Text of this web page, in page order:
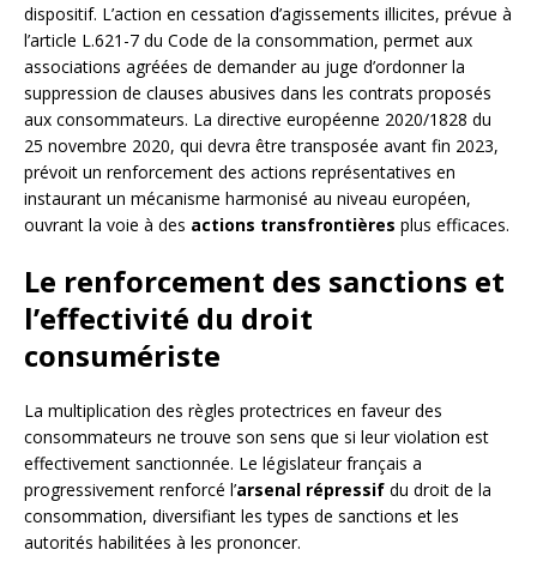
dispositif. L’action en cessation d’agissements illicites, prévue à
l’article L.621-7 du Code de la consommation, permet aux
associations agréées de demander au juge d’ordonner la
suppression de clauses abusives dans les contrats proposés
aux consommateurs. La directive européenne 2020/1828 du
25 novembre 2020, qui devra être transposée avant fin 2023,
prévoit un renforcement des actions représentatives en
instaurant un mécanisme harmonisé au niveau européen,
ouvrant la voie à des actions transfrontières plus efficaces.
Le renforcement des sanctions et
l’effectivité du droit
consumériste
La multiplication des règles protectrices en faveur des
consommateurs ne trouve son sens que si leur violation est
effectivement sanctionnée. Le législateur français a
progressivement renforcé l’arsenal répressif du droit de la
consommation, diversifiant les types de sanctions et les
autorités habilitées à les prononcer.